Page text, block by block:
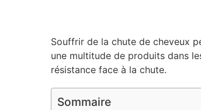
Souffrir de la chute de cheveux
une multitude de produits dans
résistance face à la chute.
Sommaire